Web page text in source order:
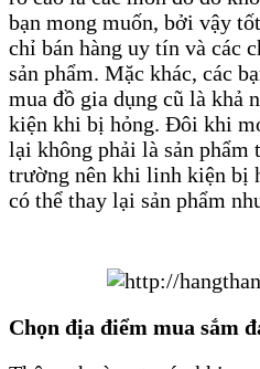
bạn mong muốn, bởi vậy
chỉ bán hàng uy tín và các
sản phẩm. Mặc khác, các
mua đồ gia dụng cũ là khả
kiện khi bị hỏng. Đôi khi
lại không phải là sản phẩm
trường nên khi linh kiện bị
có thể thay lại sản phẩm
Chọn địa điểm mua sắm